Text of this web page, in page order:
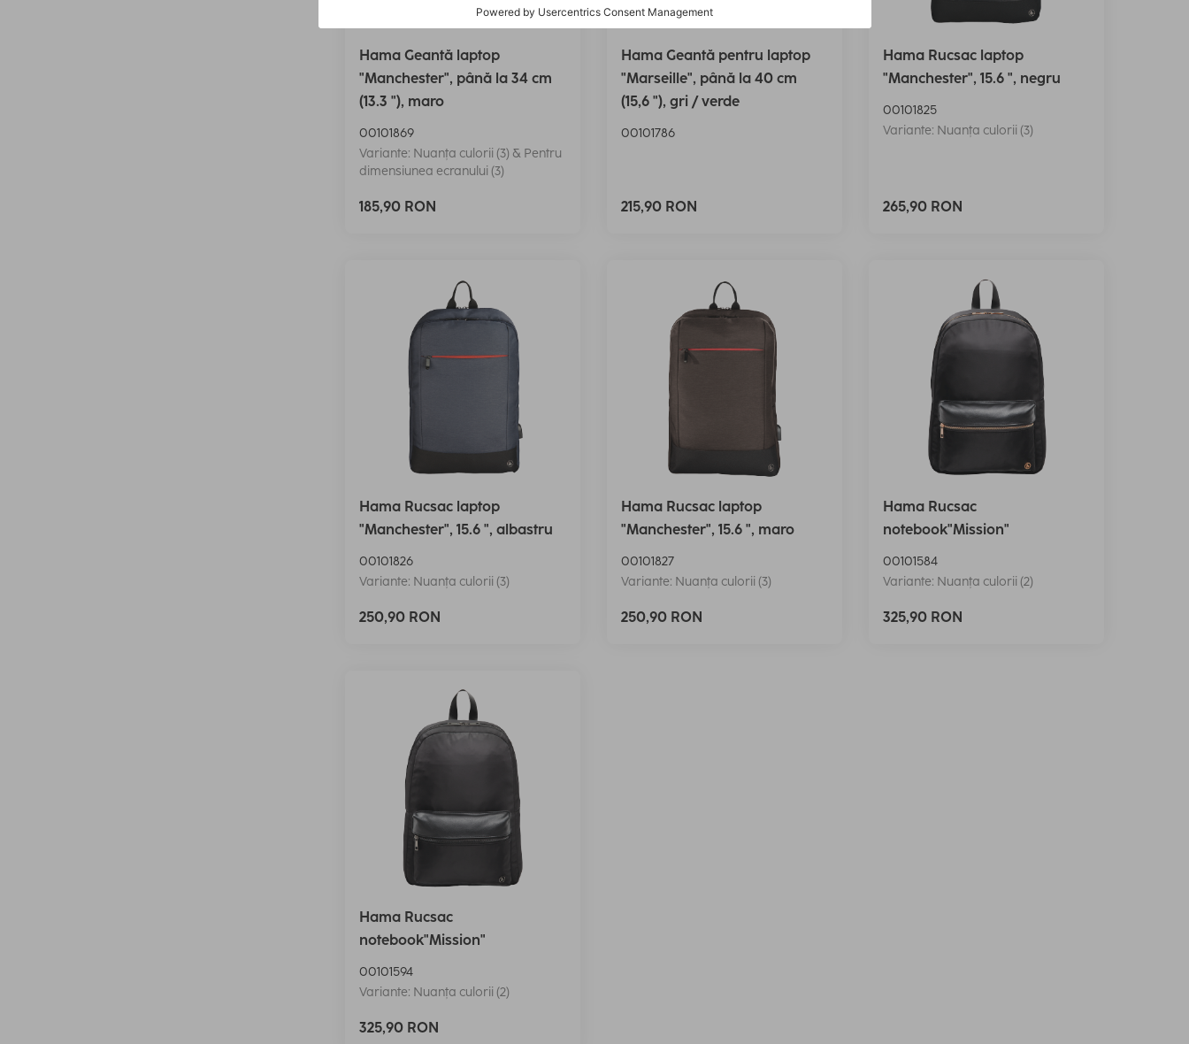
Hama Geantă laptop
"Manchester", până la 34 cm
(13.3 "), maro
00101869
Variante: Nuanța culorii (3) & Pentru
dimensiunea ecranului (3)
185,90 RON
Hama Geantă pentru laptop
"Marseille", până la 40 cm
(15,6 "), gri / verde
00101786
215,90 RON
Hama Rucsac laptop
"Manchester", 15.6 ", negru
00101825
Variante: Nuanța culorii (3)
265,90 RON
Hama Rucsac laptop
"Manchester", 15.6 ", albastru
00101826
Variante: Nuanța culorii (3)
250,90 RON
Hama Rucsac laptop
"Manchester", 15.6 ", maro
00101827
Variante: Nuanța culorii (3)
250,90 RON
Hama Rucsac
notebook"Mission"
00101584
Variante: Nuanța culorii (2)
325,90 RON
Hama Rucsac
notebook"Mission"
00101594
Variante: Nuanța culorii (2)
325,90 RON